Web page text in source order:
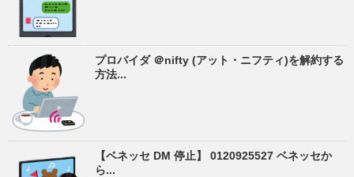
プロバイダ ＠nifty (アット・ニフティ)を解約する
方法...
【ベネッセ DM 停止】 0120925527 ベネッセか
ら...